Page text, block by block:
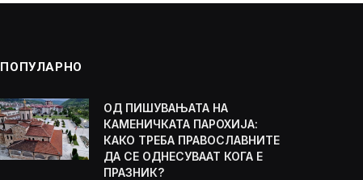
ПОПУЛАРНО
ОД ПИШУВАЊАТА НА
КАМЕНИЧКАТА ПАРОХИЈА:
КАКО ТРЕБА ПРАВОСЛАВНИТЕ
ДА СЕ ОДНЕСУВААТ КОГА Е
ПРАЗНИК?